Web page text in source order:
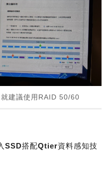
建議使用RAID 50/60
SSD搭配Qtier資料感知技